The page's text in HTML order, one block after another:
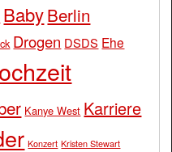
BabyBerlin
Drogen DSDS Ehe
Kanye West Karriere
Konzert Kristen Stewart